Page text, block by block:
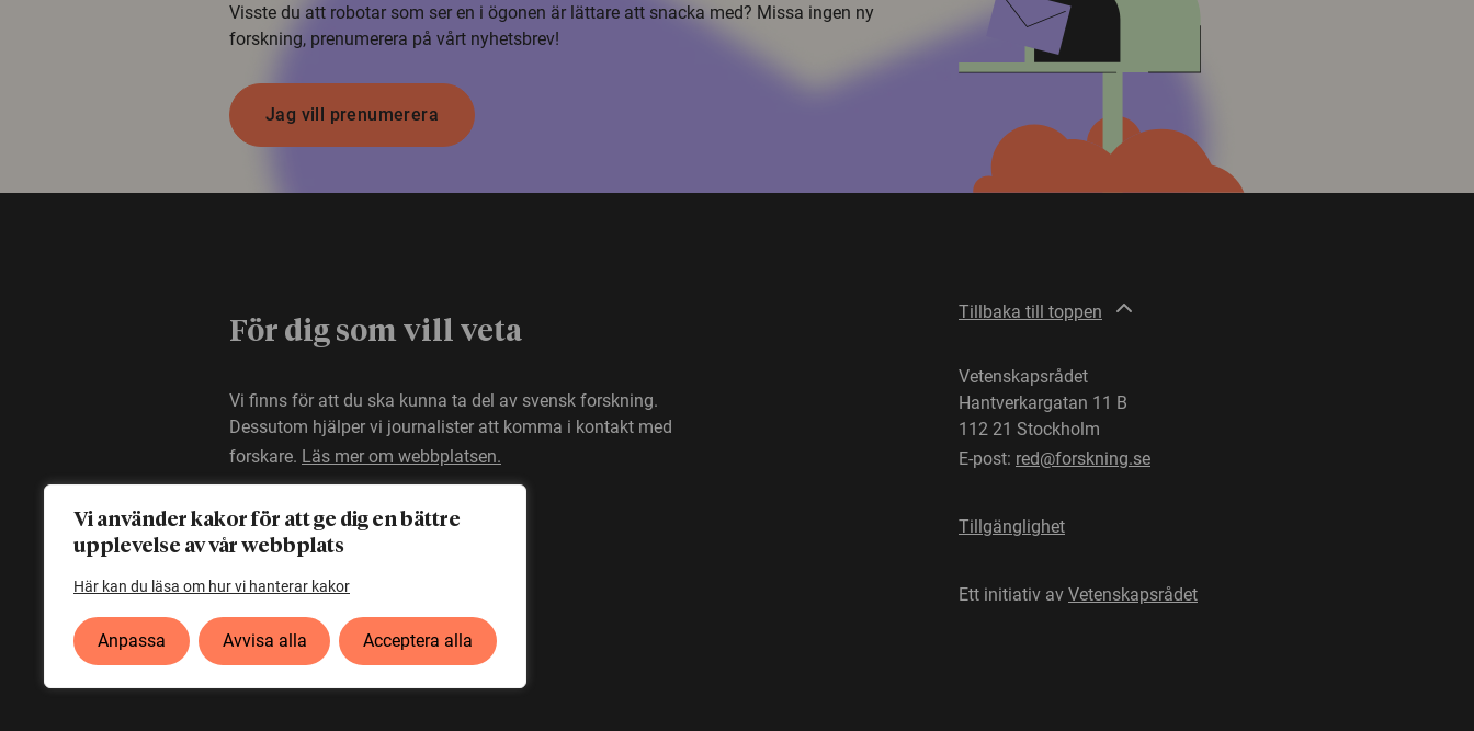
Vi använder kakor för att ge dig en bättre
upplevelse av vår webbplats
Här kan du läsa om hur vi hanterar kakor
Anpassa Avvisa alla Acceptera alla
Visste du att robotar som ser en i ögonen är lättare att snacka med? Missa ingen ny
forskning, prenumerera på vårt nyhetsbrev!
Jag vill prenumerera
För dig som vill veta
Vi finns för att du ska kunna ta del av svensk forskning.
Dessutom hjälper vi journalister att komma i kontakt med
forskare. Läs mer om webbplatsen.
Tillbaka till toppen
Vetenskapsrådet
Hantverkargatan 11 B
112 21 Stockholm
E-post: red@forskning.se
Tillgänglighet
Ett initiativ av Vetenskapsrådet